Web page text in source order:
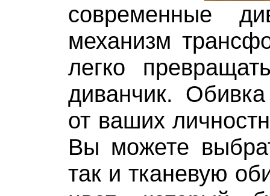
современные
механизм
легко
диванчик.
от ваших
Вы можете
так и тканевую